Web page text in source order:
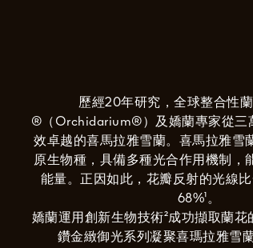
歷經20年研究，全球整合性
®（Orchidarium®）及嬌蘭專家從三
效卓越的喜馬拉雅雪蘭。喜馬拉雅雪
原生物種，具備多種光合作用機制，
能量。正因如此，花瓣反射的光線
68%¹。
嬌蘭運用創新生物技術²成功擷取蘭花
鑽金緻御光系列凝聚喜瑪拉雅雪蘭